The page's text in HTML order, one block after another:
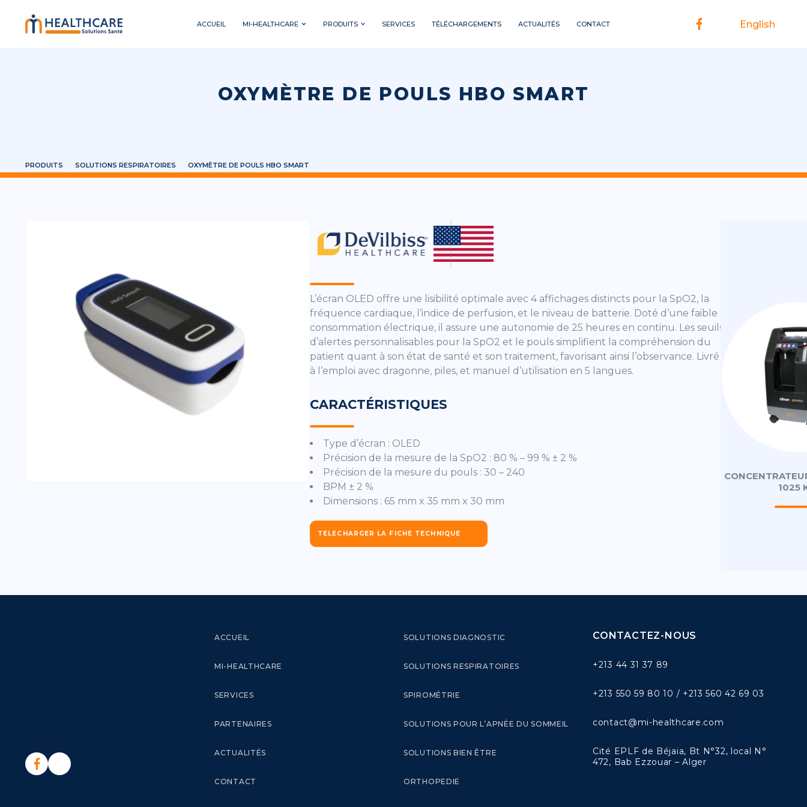
Aller
ACCUEIL MI-HEALTHCARE PRODUITS SERVICES TÉLÉCHARGEMENTS ACTUALITÉS CONTACT English
OXYMÈTRE DE POULS HBO SMART
PRODUITS SOLUTIONS RESPIRATOIRES OXYMÈTRE DE POULS HBO SMART
L’écran OLED offre une lisibilité optimale avec 4 affichages distincts pour la SpO2, la
fréquence cardiaque, l’indice de perfusion, et le niveau de batterie. Doté d’une faible
consommation électrique, il assure une autonomie de 25 heures en continu. Les seuils
d’alertes personnalisables pour la SpO2 et le pouls simplifient la compréhension du
patient quant à son état de santé et son traitement, favorisant ainsi l’observance. Livré prêt
à l’emploi avec dragonne, piles, et manuel d’utilisation en 5 langues.
CARACTÉRISTIQUES
Type d’écran : OLED
Précision de la mesure de la SpO2 : 80 % – 99 % ± 2 %
Précision de la mesure du pouls : 30 – 240
BPM ± 2 %
Dimensions : 65 mm x 35 mm x 30 mm
TELECHARGER LA FICHE TECHNIQUE
NÉBULISEURS AIR FORCE ONE AEROSOL MEDISOL COMPACT
1025
ACCUEIL
MI-HEALTHCARE
SERVICES
PARTENAIRES
ACTUALITÉS
CONTACT
SOLUTIONS DIAGNOSTIC
SOLUTIONS RESPIRATOIRES
SPIROMÉTRIE
SOLUTIONS POUR L’APNÉE DU SOMMEIL
SOLUTIONS BIEN ÊTRE
ORTHOPEDIE
CONTACTEZ-NOUS
+213 44 31 37 89
+213 550 59 80 10 / +213 560 42 69 03
contact@mi-healthcare.com
Cité EPLF de Béjaia, Bt N°32, local N°
472, Bab Ezzouar – Alger